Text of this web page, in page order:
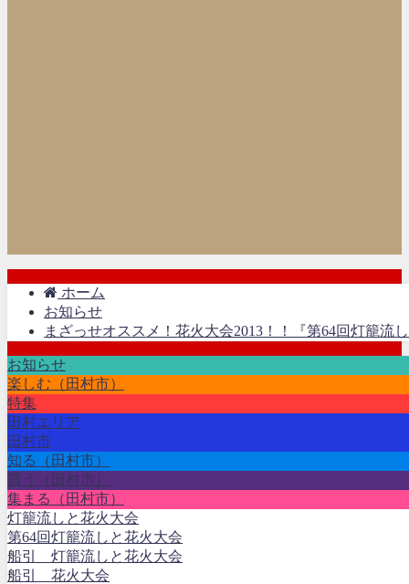
ホーム
お知らせ
まざっせオススメ！花火大会2013！！『第64回灯籠流
お知らせ
楽しむ（田村市）
特集
田村エリア
田村市
知る（田村市）
買う（田村市）
集まる（田村市）
灯籠流しと花火大会
第64回灯籠流しと花火大会
船引 灯籠流しと花火大会
船引 花火大会